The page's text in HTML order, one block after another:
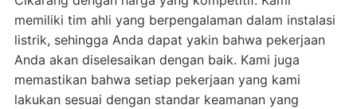
memiliki tim ahli yang berpengalaman dalam instalasi
listrik, sehingga Anda dapat yakin bahwa pekerjaan
Anda akan diselesaikan dengan baik. Kami juga
memastikan bahwa setiap pekerjaan yang kami
lakukan sesuai dengan standar keamanan yang